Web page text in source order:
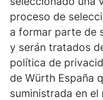
proceso de
a formar parte de
y serán tratados
política de
de Würth España
suministrada en el